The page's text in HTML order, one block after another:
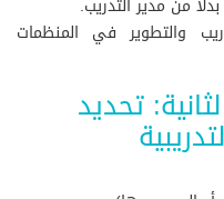
والتطوير في المنظمات
تحديد